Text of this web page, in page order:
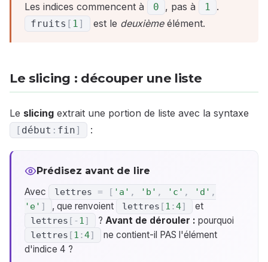
Les indices commencent à 0 , pas à 1 .
fruits [ 1] est le deuxièmeélément.
Le slicing : découper une liste
Le slicing extrait une portion de liste avec la syntaxe
[ début : fin] :
Prédisez avant de lire
Avec
lettres = [ 'a' , 'b' , 'c' , 'd' ,
'e' ] , que renvoient lettres [1 :4] et
lettres [ -1] ? Avant de dérouler : pourquoi
lettres [1 :4]
ne contient-il PAS l'élément
d'indice 4 ?